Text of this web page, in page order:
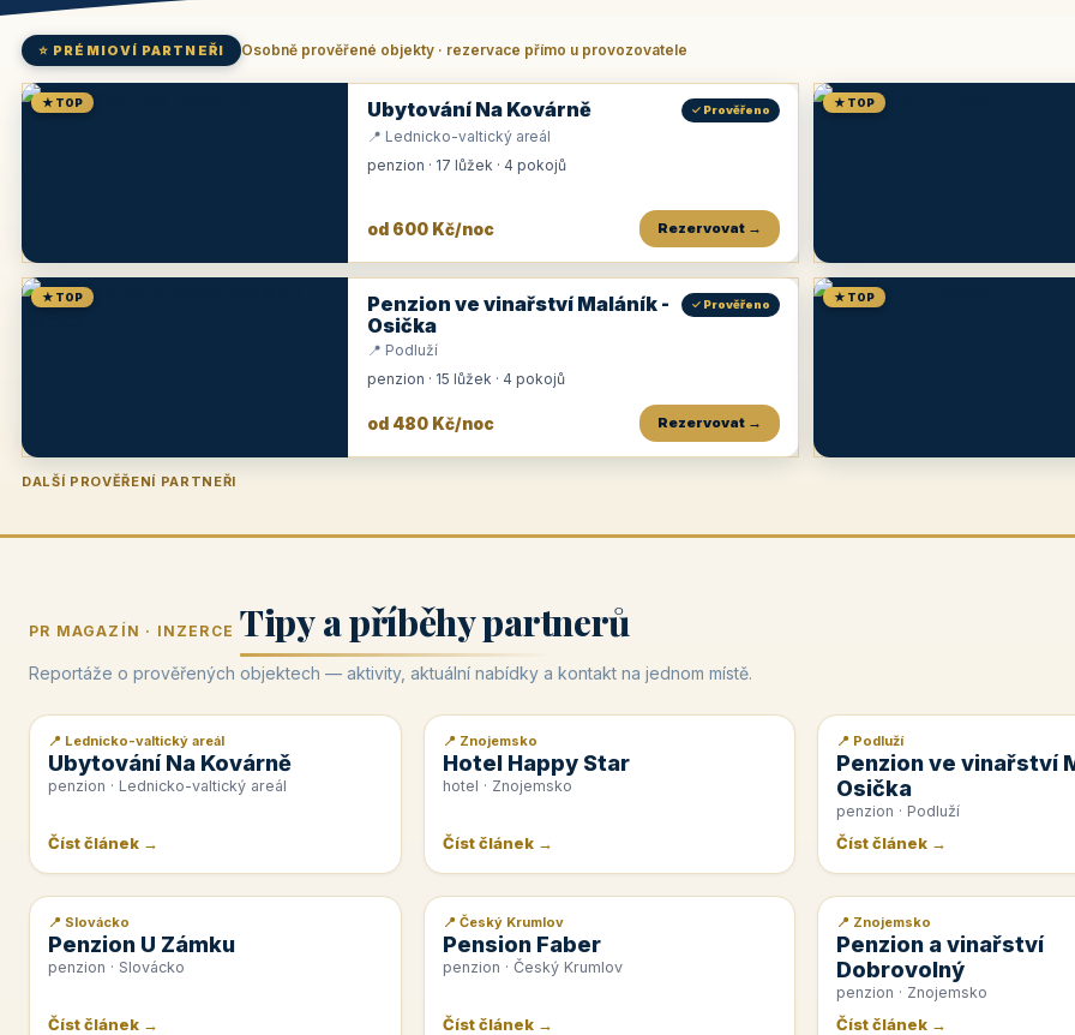
⭐ PRÉMIOVÍ PARTNEŘI Osobně prověřené objekty · rezervace přímo u provozovatele
★ TOP Ubytování Na Kovárně ✓ Prověřeno
📍 Lednicko-valtický areál
penzion · 17 lůžek · 4 pokojů
od 600 Kč/noc Rezervovat →
★ TOP
★ TOP
Penzion ve vinařství Maláník -
Osička
✓ Prověřeno
📍 Podluží
penzion · 15 lůžek · 4 pokojů
od 480 Kč/noc Rezervovat →
★ TOP
DALŠÍ PROVĚŘENÍ PARTNEŘI
Penzion U Zámku Pension Faber
PR MAGAZÍN · INZERCE Tipy a příběhy partnerů
Reportáže o prověřených objektech — aktivity, aktuální nabídky a kontakt na jednom místě.
📰 PR článek
📍 Lednicko-valtický areál
Ubytování Na Kovárně
penzion · Lednicko-valtický areál
Číst článek →
📰 PR článek
📍 Znojemsko
Hotel Happy Star
hotel · Znojemsko
Číst článek →
📰 PR článek
📍 Podluží
Penzion ve vinařství
Osička
penzion · Podluží
Číst článek →
📰 PR článek
📍 Slovácko
Penzion U Zámku
penzion · Slovácko
Číst článek →
📰 PR článek
📍 Český Krumlov
Pension Faber
penzion · Český Krumlov
Číst článek →
📰 PR článek
📍 Znojemsko
Penzion a vinařství
Dobrovolný
penzion · Znojemsko
Číst článek →